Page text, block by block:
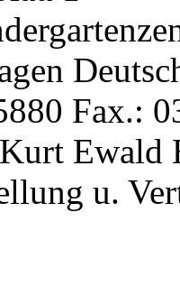
Fax.:
Ewald
u.